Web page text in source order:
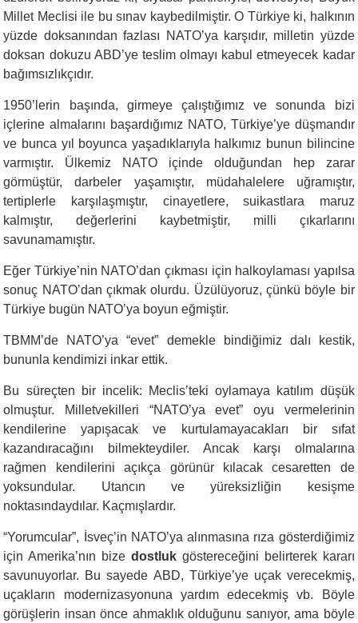
Millet Meclisi ile bu sınav kaybedilmiştir. O Türkiye ki, halkının
yüzde doksanından fazlası NATO’ya karşıdır, milletin yüzde
doksan dokuzu ABD’ye teslim olmayı kabul etmeyecek kadar
bağımsızlıkçıdır.
1950’lerin başında, girmeye çalıştığımız ve sonunda bizi
içlerine almalarını başardığımız NATO, Türkiye’ye düşmandır
ve bunca yıl boyunca yaşadıklarıyla halkımız bunun bilincine
varmıştır. Ülkemiz NATO içinde olduğundan hep zarar
görmüştür, darbeler yaşamıştır, müdahalelere uğramıştır,
tertiplerle karşılaşmıştır, cinayetlere, suikastlara maruz
kalmıştır, değerlerini kaybetmiştir, milli çıkarlarını
savunamamıştır.
Eğer Türkiye’nin NATO’dan çıkması için halkoylaması yapılsa
sonuç NATO’dan çıkmak olurdu. Üzülüyoruz, çünkü böyle bir
Türkiye bugün NATO’ya boyun eğmiştir.
TBMM’de NATO’ya “evet” demekle bindiğimiz dalı kestik,
bununla kendimizi inkar ettik.
Bu süreçten bir incelik: Meclis’teki oylamaya katılım düşük
olmuştur. Milletvekilleri “NATO’ya evet” oyu vermelerinin
kendilerine yapışacak ve kurtulamayacakları bir sıfat
kazandıracağını bilmekteydiler. Ancak karşı olmalarına
rağmen kendilerini açıkça görünür kılacak cesaretten de
yoksundular. Utancın ve yüreksizliğin kesişme
noktasındaydılar. Kaçmışlardır.
“Yorumcular”, İsveç’in NATO’ya alınmasına rıza gösterdiğimiz
için Amerika’nın bize dostluk göstereceğini belirterek kararı
savunuyorlar. Bu sayede ABD, Türkiye’ye uçak verecekmiş,
uçakların modernizasyonuna yardım edecekmiş vb. Böyle
görüşlerin insan önce ahmaklık olduğunu sanıyor, ama böyle